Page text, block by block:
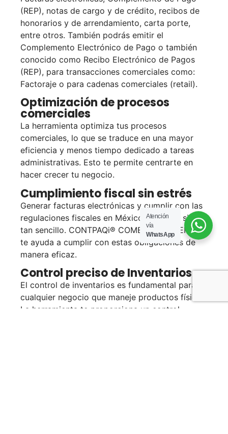
(REP), notas de cargo y de crédito, recibos de
honorarios y de arrendamiento, carta porte,
entre otros. También podrás emitir el
Complemento Electrónico de Pago o también
conocido como Recibo Electrónico de Pagos
(REP), para transacciones comerciales como:
Factoraje o para cadenas comerciales (retail).
Optimización de procesos
comerciales
La herramienta optimiza tus procesos
comerciales, lo que se traduce en una mayor
eficiencia y menos tiempo dedicado a tareas
administrativas. Esto te permite centrarte en
hacer crecer tu negocio.
Cumplimiento fiscal sin estrés
Generar facturas electrónicas y cumplir con las
regulaciones fiscales en México nunca ha sido
tan sencillo. CONTPAQi® COMERCIAL PREMIUM
te ayuda a cumplir con estas obligaciones de
manera eficaz.
Control preciso de Inventarios
El control de inventarios es fundamental para
cualquier negocio que maneje productos físicos.
La herramienta te proporciona un control
Atención
vía
WhatsApp